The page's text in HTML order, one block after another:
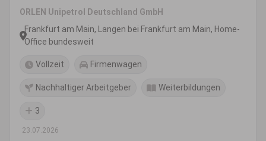
ORLEN Unipetrol Deutschland GmbH
Frankfurt am Main, Langen bei Frankfurt am Main, Home-
Office bundesweit
Vollzeit Firmenwagen
Nachhaltiger Arbeitgeber Weiterbildungen
3
23.07.2026